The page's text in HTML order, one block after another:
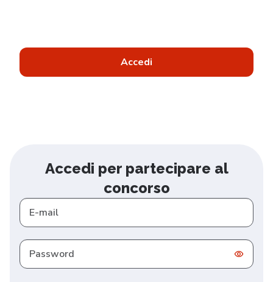
Accedi
Accedi per partecipare al
concorso
E-mail
Password